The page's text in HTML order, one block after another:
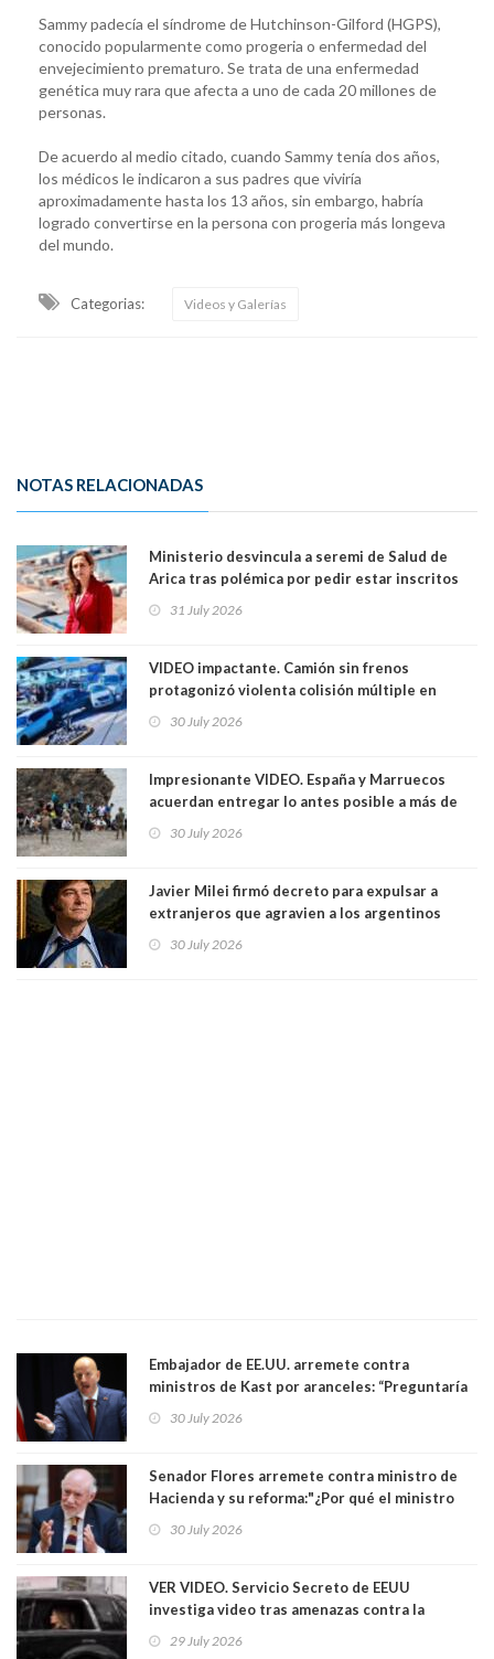
Sammy padecía el síndrome de Hutchinson-Gilford (HGPS),
conocido popularmente como progeria o enfermedad del
envejecimiento prematuro. Se trata de una enfermedad
genética muy rara que afecta a uno de cada 20 millones de
personas.
De acuerdo al medio citado, cuando Sammy tenía dos años,
los médicos le indicaron a sus padres que viviría
aproximadamente hasta los 13 años, sin embargo, habría
logrado convertirse en la persona con progeria más longeva
del mundo.
Categorias: Videos y Galerías
NOTAS RELACIONADAS
Ministerio desvincula a seremi de Salud de
Arica tras polémica por pedir estar inscritos
Ya son 29 seremis despedidos desde el 11 de
31 July 2026
VIDEO impactante. Camión sin frenos
protagonizó violenta colisión múltiple en
30 July 2026
Impresionante VIDEO. España y Marruecos
acuerdan entregar lo antes posible a más de
avalancha y de manera irregular a territorio
30 July 2026
Javier Milei firmó decreto para expulsar a
extranjeros que agravien a los argentinos
30 July 2026
Embajador de EE.UU. arremete contra
ministros de Kast por aranceles: “Preguntaría
Yo diría que no”
30 July 2026
Senador Flores arremete contra ministro de
Hacienda y su reforma:"¿Por qué el ministro
más ricos, pasándole la aplanadora a los
30 July 2026
VER VIDEO. Servicio Secreto de EEUU
investiga video tras amenazas contra la
29 July 2026